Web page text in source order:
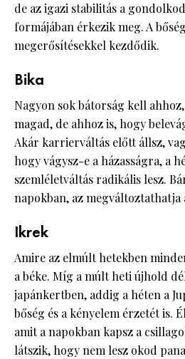
de az igazi stabilitás a
formájában érkezik meg. A
megerősítésekkel kezdődik.
Bika
Nagyon sok bátorság kell
magad, de ahhoz is, hogy
Akár karrierváltás előtt állsz,
hogy vágysz-e a házasságra, a
szemléletváltás radikális lesz.
napokban, az megváltoztathatja
Ikrek
Amire az elmúlt hetekben
a béke. Míg a múlt heti újhold
japánkertben, addig a héten a
bőség és a kényelem érzetét is.
amit a napokban kapsz a
látszik, hogy nem lesz okod